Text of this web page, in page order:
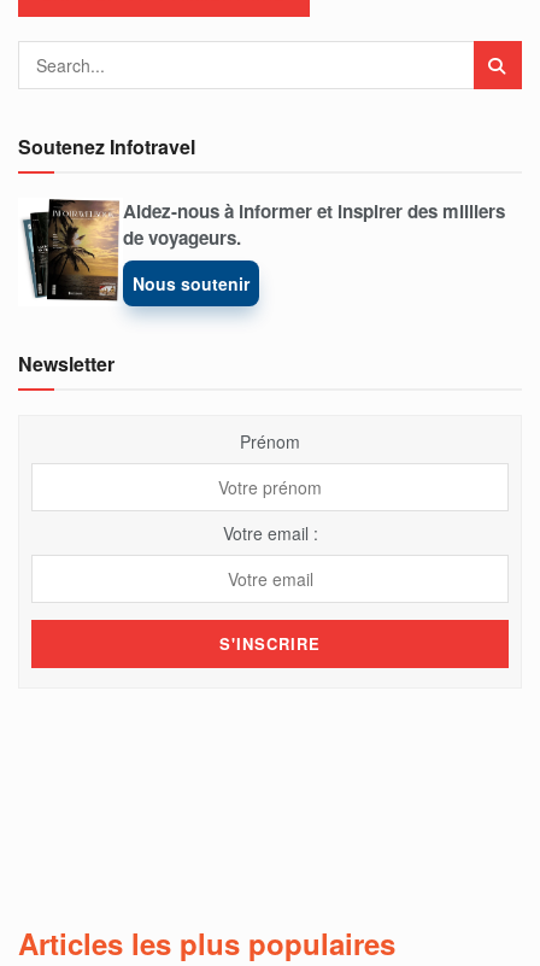
Soutenez Infotravel
Aidez-nous à informer et inspirer des milliers
de voyageurs.
Nous soutenir
Newsletter
Prénom
Votre email :
Articles les plus populaires